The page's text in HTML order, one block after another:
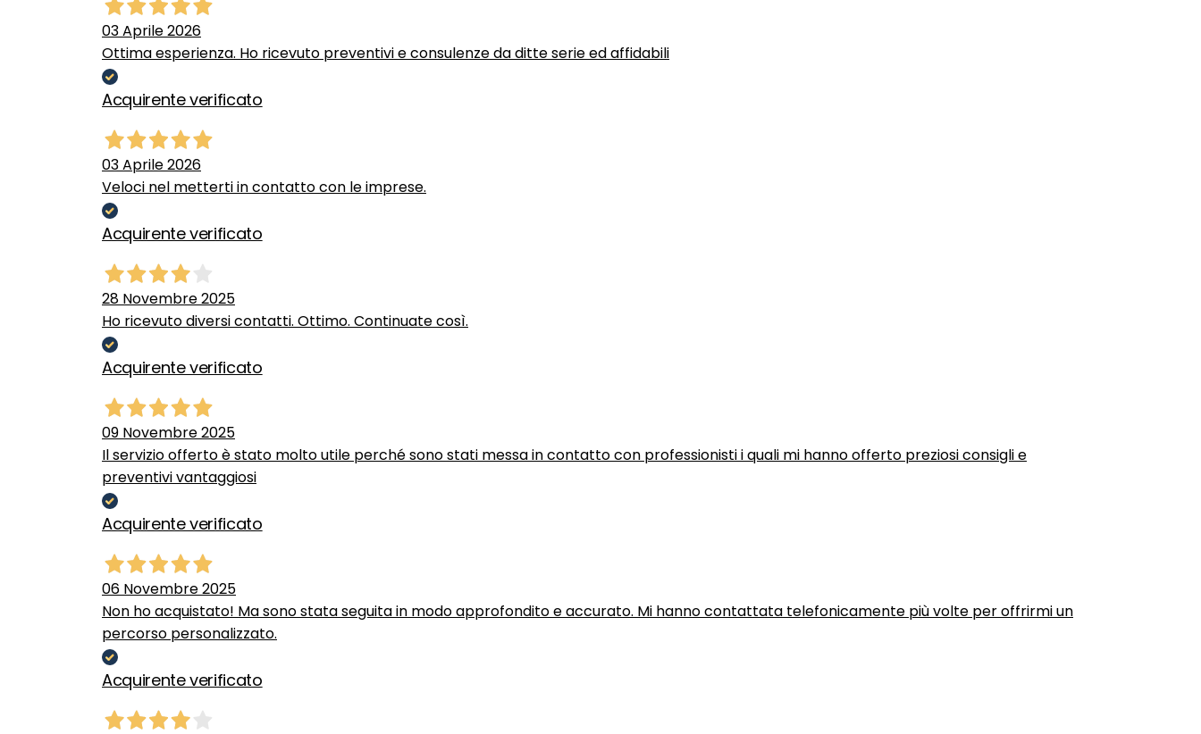
03 Aprile 2026
Ottima esperienza. Ho ricevuto preventivi e consulenze da ditte serie ed affidabili
Acquirente verificato
03 Aprile 2026
Veloci nel metterti in contatto con le imprese.
Acquirente verificato
28 Novembre 2025
Ho ricevuto diversi contatti. Ottimo. Continuate così.
Acquirente verificato
09 Novembre 2025
Il servizio offerto è stato molto utile perché sono stati messa in contatto con professionisti i quali mi hanno offerto preziosi consigli e
preventivi vantaggiosi
Acquirente verificato
06 Novembre 2025
Non ho acquistato! Ma sono stata seguita in modo approfondito e accurato. Mi hanno contattata telefonicamente più volte per offrirmi un
percorso personalizzato.
Acquirente verificato